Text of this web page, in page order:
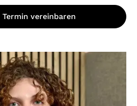
vereinbaren